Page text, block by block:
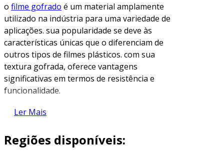
o filme gofrado é um material amplamente
utilizado na indústria para uma variedade de
aplicações. sua popularidade se deve às
características únicas que o diferenciam de
outros tipos de filmes plásticos. com sua
textura gofrada, oferece vantagens
significativas em termos de resistência e
funcionalidade.
o que é filme gofrado?
possui uma superfície com relevos ou
Ler Mais
Regiões disponíveis: